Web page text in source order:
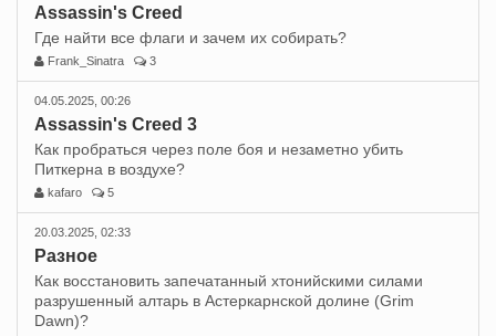
Assassin's Creed
Где найти все флаги и зачем их собирать?
Frank_Sinatra 3
04.05.2025, 00:26
Assassin's Creed 3
Как пробраться через поле боя и незаметно убить
Питкерна в воздухе?
kafaro 5
20.03.2025, 02:33
Разное
Как восстановить запечатанный хтонийскими силами
разрушенный алтарь в Астеркарнской долине (Grim
Dawn)?